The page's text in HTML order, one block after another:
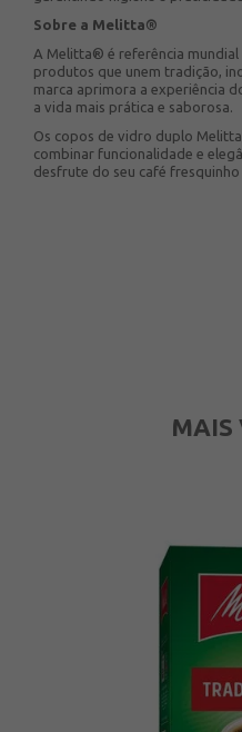
Sobre a Melitta®
A Melitta® é referência
produtos que unem tradição,
marca aprimora a experiência
a vida mais prática e saborosa.
Os copos de vidro duplo
combinar funcionalidade e
desfrute do seu café
MAIS